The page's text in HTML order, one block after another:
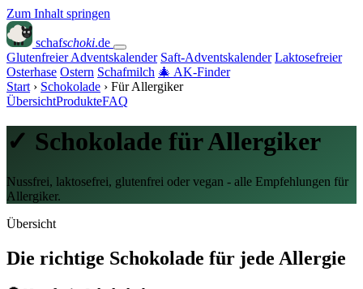
Zum Inhalt springen
schafschoki.de
Glutenfreier Adventskalender Saft-Adventskalender Laktosefreier
Osterhase Ostern Schafmilch 🎄 AK-Finder
Start › Schokolade › Für Allergiker
ÜbersichtProdukteFAQ
✓ Schokolade für Allergiker
Nussfrei, laktosefrei, glutenfrei oder vegan - alle Empfehlungen für
Allergiker.
Übersicht
Die richtige Schokolade für jede Allergie